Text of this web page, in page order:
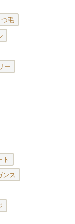
つ毛
ー
ト
ンス